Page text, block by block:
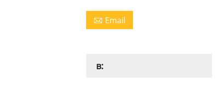
 Email
в: